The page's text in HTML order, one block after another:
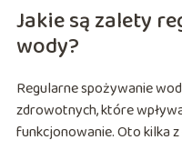
Jakie są zalety
wody?
Regularne spożywanie
zdrowotnych, które
funkcjonowanie. Oto kilka z